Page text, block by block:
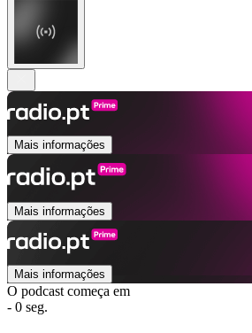
Mais informações
Mais informações
Mais informações
O podcast começa em
- 0 seg.